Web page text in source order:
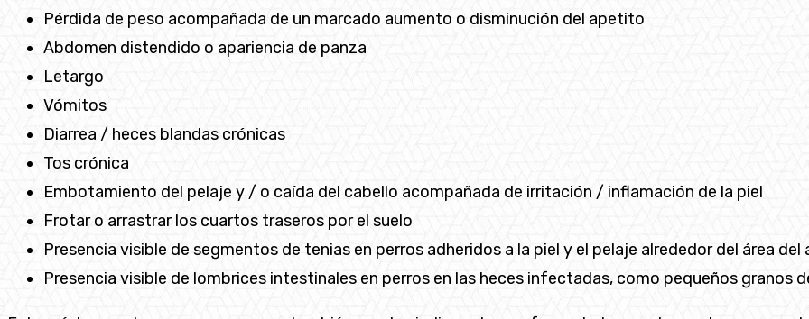
Pérdida de peso acompañada de un marcado aumento o disminución del apetito
Abdomen distendido o apariencia de panza
Letargo
Vómitos
Diarrea / heces blandas crónicas
Tos crónica
Embotamiento del pelaje y / o caída del cabello acompañada de irritación / inflamación de la piel
Frotar o arrastrar los cuartos traseros por el suelo
Presencia visible de segmentos de tenias en perros adheridos a la piel y el pelaje alrededor del área
Presencia visible de lombrices intestinales en perros en las heces infectadas, como pequeños granos